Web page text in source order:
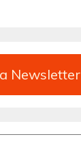
Newsletter